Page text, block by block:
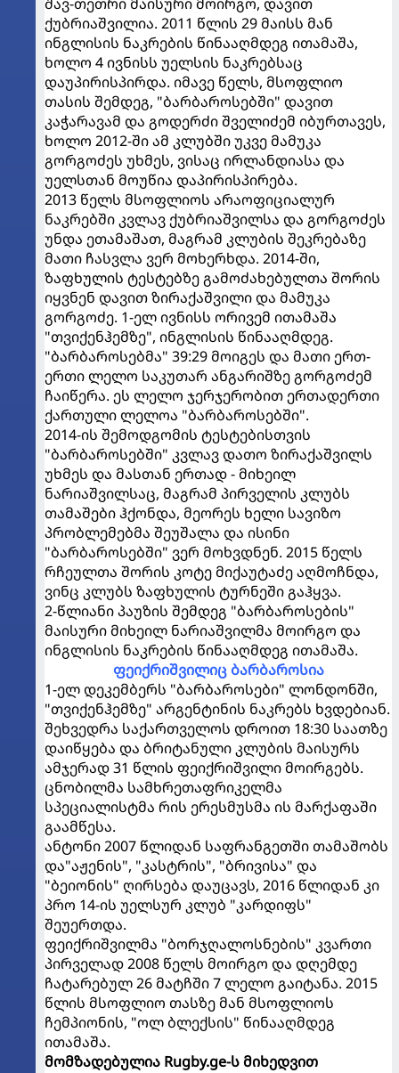
ქუბრიაშვილია. 2011 წლის 29 მაისს მან
ინგლისის ნაკრების წინააღმდეგ ითამაშა,
ხოლო 4 ივნისს უელსის ნაკრებსაც
დაუპირისპირდა. იმავე წელს, მსოფლიო
თასის შემდეგ, "ბარბაროსებში" დავით
კაჭარავამ და გოდერძი შველიძემ იბურთავეს,
ხოლო 2012-ში ამ კლუბში უკვე მამუკა
გორგოძეს უხმეს, ვისაც ირლანდიასა და
უელსთან მოუწია დაპირისპირება.
2013 წელს მსოფლიოს არაოფიციალურ
ნაკრებში კვლავ ქუბრიაშვილსა და გორგოძეს
უნდა ეთამაშათ, მაგრამ კლუბის შეკრებაზე
მათი ჩასვლა ვერ მოხერხდა. 2014-ში,
ზაფხულის ტესტებზე გამოძახებულთა შორის
იყვნენ დავით ზირაქაშვილი და მამუკა
გორგოძე. 1-ელ ივნისს ორივემ ითამაშა
"თვიქენჰემზე", ინგლისის წინააღმდეგ.
"ბარბაროსებმა" 39:29 მოიგეს და მათი ერთ-
ერთი ლელო საკუთარ ანგარიშზე გორგოძემ
ჩაიწერა. ეს ლელო ჯერჯერობით ერთადერთი
ქართული ლელოა "ბარბაროსებში".
2014-ის შემოდგომის ტესტებისთვის
"ბარბაროსებში" კვლავ დათო ზირაქაშვილს
უხმეს და მასთან ერთად - მიხეილ
ნარიაშვილსაც, მაგრამ პირველის კლუბს
თამაშები ჰქონდა, მეორეს ხელი სავიზო
პრობლემებმა შეუშალა და ისინი
"ბარბაროსებში" ვერ მოხვდნენ. 2015 წელს
რჩეულთა შორის კოტე მიქაუტაძე აღმოჩნდა,
ვინც კლუბს ზაფხულის ტურნეში გაჰყვა.
2-წლიანი პაუზის შემდეგ "ბარბაროსების"
მაისური მიხეილ ნარიაშვილმა მოირგო და
ინგლისის ნაკრების წინააღმდეგ ითამაშა.
ფეიქრიშვილიც ბარბაროსია
1-ელ დეკემბერს "ბარბაროსები" ლონდონში,
"თვიქენჰემზე" არგენტინის ნაკრებს ხვდებიან.
შეხვედრა საქართველოს დროით 18:30 საათზე
დაიწყება და ბრიტანული კლუბის მაისურს
ამჯერად 31 წლის ფეიქრიშვილი მოირგებს.
ცნობილმა სამხრეთაფრიკელმა
სპეციალისტმა რის ერესმუსმა ის მარქაფაში
გაამწესა.
ანტონი 2007 წლიდან საფრანგეთში თამაშობს
და"აჟენის", "კასტრის", "ბრივისა" და
"ბეიონის" ღირსება დაუცავს, 2016 წლიდან კი
პრო 14-ის უელსურ კლუბ "კარდიფს"
შეუერთდა.
ფეიქრიშვილმა "ბორჯღალოსნების" კვართი
პირველად 2008 წელს მოირგო და დღემდე
ჩატარებულ 26 მატჩში 7 ლელო გაიტანა. 2015
წლის მსოფლიო თასზე მან მსოფლიოს
ჩემპიონის, "ოლ ბლექსის" წინააღმდეგ
ითამაშა.
მომზადებულია Rugby.ge-ს მიხედვით